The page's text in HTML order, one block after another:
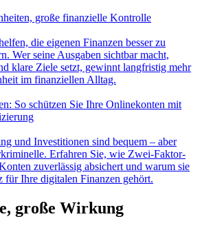
große finanzielle Kontrolle
die eigenen Finanzen besser zu
Wer seine Ausgaben sichtbar macht,
klare Ziele setzt, gewinnt langfristig mehr
im finanziellen Alltag.
So schützen Sie Ihre Onlinekonten mit
und Investitionen sind bequem – aber
Erfahren Sie, wie Zwei-Faktor-
zuverlässig absichert und warum sie
für Ihre digitalen Finanzen gehört.
große Wirkung